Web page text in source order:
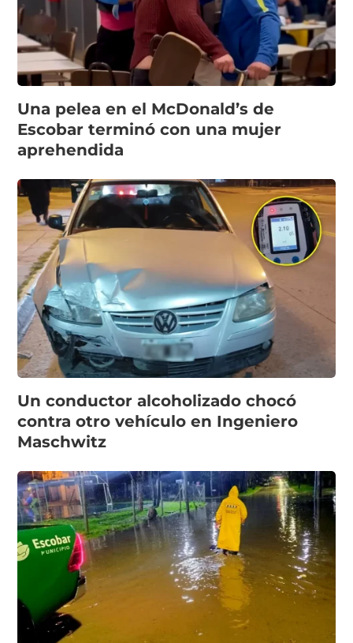
Una pelea en el McDonald’s de
Escobar terminó con una mujer
aprehendida
Un conductor alcoholizado chocó
contra otro vehículo en Ingeniero
Maschwitz